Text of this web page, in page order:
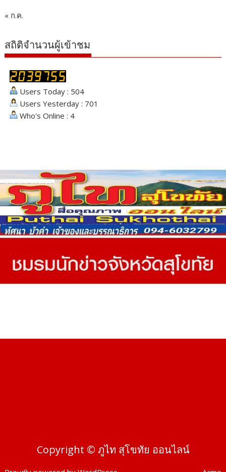
« ก.ค.
สถิติจำนวนผู้เข้าชม
Users Today : 504
Users Yesterday : 701
Who's Online : 4
Copyright © ภูไท สุโขทัย ออนไลน์